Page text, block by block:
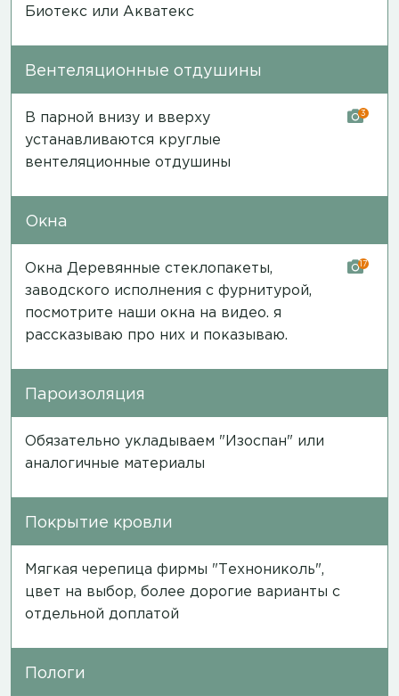
Биотекс или Акватекс
Вентеляционные отдушины
В парной внизу и вверху
устанавливаются круглые
вентеляционные отдушины
3
Окна
Окна Деревянные стеклопакеты,
заводского исполнения с фурнитурой,
посмотрите наши окна на видео. я
рассказываю про них и показываю.
17
Пароизоляция
Обязательно укладываем "Изоспан" или
аналогичные материалы
Покрытие кровли
Мягкая черепица фирмы "Технониколь",
цвет на выбор, более дорогие варианты с
отдельной доплатой
Пологи